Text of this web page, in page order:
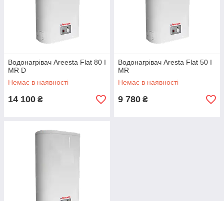
Водонагрівач Areesta Flat 80 I
MR D
Немає в наявності
14 100 ₴
Водонагрівач Aresta Flat 50 I
MR
Немає в наявності
9 780 ₴